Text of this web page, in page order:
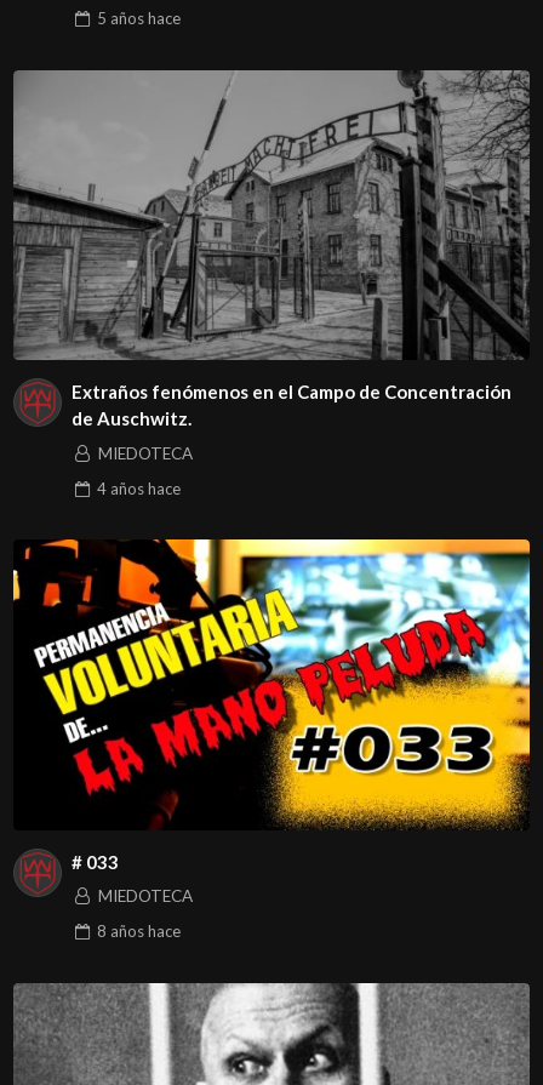
5 añoshace
Extraños fenómenos en el Campo de Concentración
de Auschwitz.
MIEDOTECA
4 añoshace
# 033
MIEDOTECA
8 añoshace